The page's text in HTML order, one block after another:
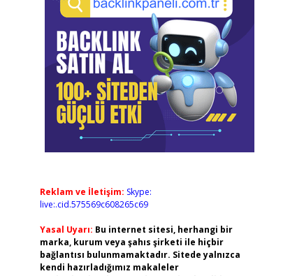
Reklam ve İletişim: Skype:
live:.cid.575569c608265c69
Yasal Uyarı: Bu internet sitesi, herhangi bir
marka, kurum veya şahıs şirketi ile hiçbir
bağlantısı bulunmamaktadır. Sitede yalnızca
kendi hazırladığımız makaleler